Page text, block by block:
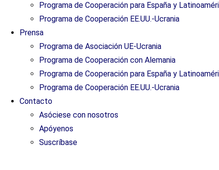
Programa de Cooperación para España y
Programa de Cooperación EE.UU.-Ucrania
Prensa
Programa de Asociación UE-Ucrania
Programa de Cooperación con Alemania
Programa de Cooperación para España y
Programa de Cooperación EE.UU.-Ucrania
Contacto
Asóciese con nosotros
Apóyenos
Suscríbase